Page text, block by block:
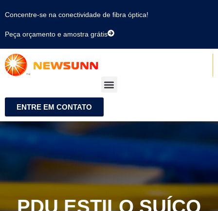
Concentre-se na conectividade de fibra óptica!
Peça orçamento e amostra grátis
ENTRE EM CONTATO
PDU ESTILO SUÍÇO